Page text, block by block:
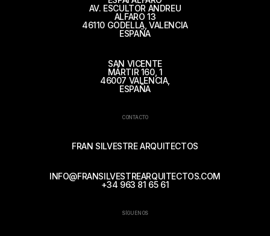
AV. ESCULTOR ANDREU
ALFARO 13
46110 GODELLA, VALENCIA
ESPAÑA
SAN VICENTE
MÁRTIR 160, 1
46007 VALENCIA,
ESPAÑA
CONTACTO
FRAN SILVESTRE ARQUITECTOS
INFO@FRANSILVESTREARQUITECTOS.COM
+34 963 81 65 61
SÍGUENOS